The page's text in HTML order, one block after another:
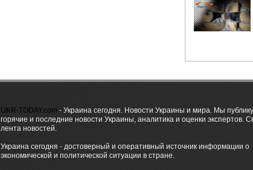
UKR-TODAY.com - Украина сегодня. Новости Украины и мира. Мы
горячие и последние новости Украины, аналитика и оценки экспертов.
лента новостей.
Украина сегодня - достоверный и оперативный источник информации о
экономической и политической ситуации в стране.